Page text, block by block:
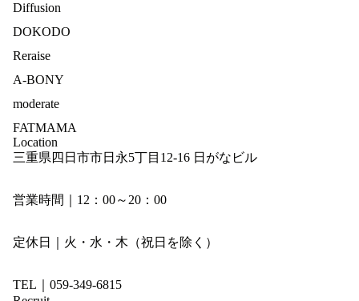
Diffusion
DOKODO
Reraise
A-BONY
moderate
FATMAMA
Location
三重県四日市市日永5丁目12-16 日がなビル
営業時間｜12：00～20：00
定休日｜火・水・木（祝日を除く）
TEL｜059-349-6815